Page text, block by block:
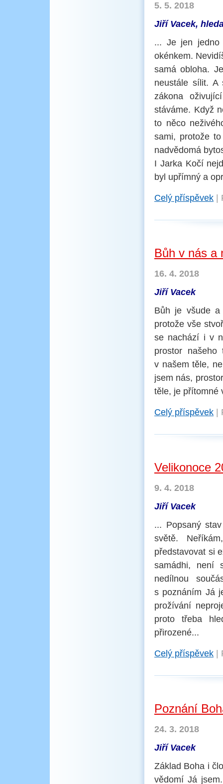
5. 5. 2018
Jiří Vacek,
... Je jen
okénkem.
samá obloha.
neustále sílit.
zákona
stáváme. Když
to něco
sami, protože
nadvědomá
I Jarka Kočí
byl upřímný a
Celý příspěvek
Bůh v nás a
16. 4. 2018
Jiří Vacek
Bůh je všude
protože vše
se nachází i v
prostor
v našem těle,
jsem nás,
těle, je přítomné
Celý příspěvek
Velikonoce
9. 4. 2018
Jiří Vacek
... Popsaný
světě.
představovat si
samádhi, není
nedílnou
s poznáním Já
prožívání
proto třeba
přirozené...
Celý příspěvek
Poznání
24. 3. 2018
Jiří Vacek
Základ Boha i
vědomí Já